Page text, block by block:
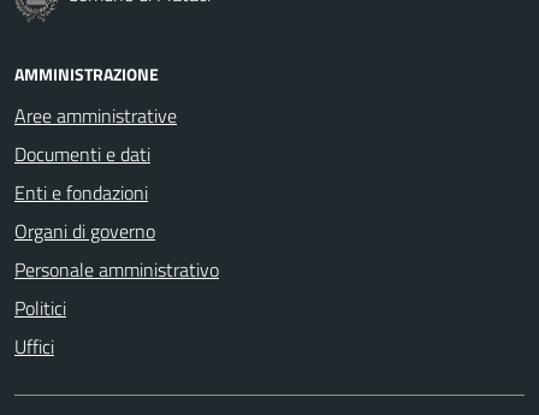
AMMINISTRAZIONE
Aree amministrative
Documenti e dati
Enti e fondazioni
Organi di governo
Personale amministrativo
Politici
Uffici